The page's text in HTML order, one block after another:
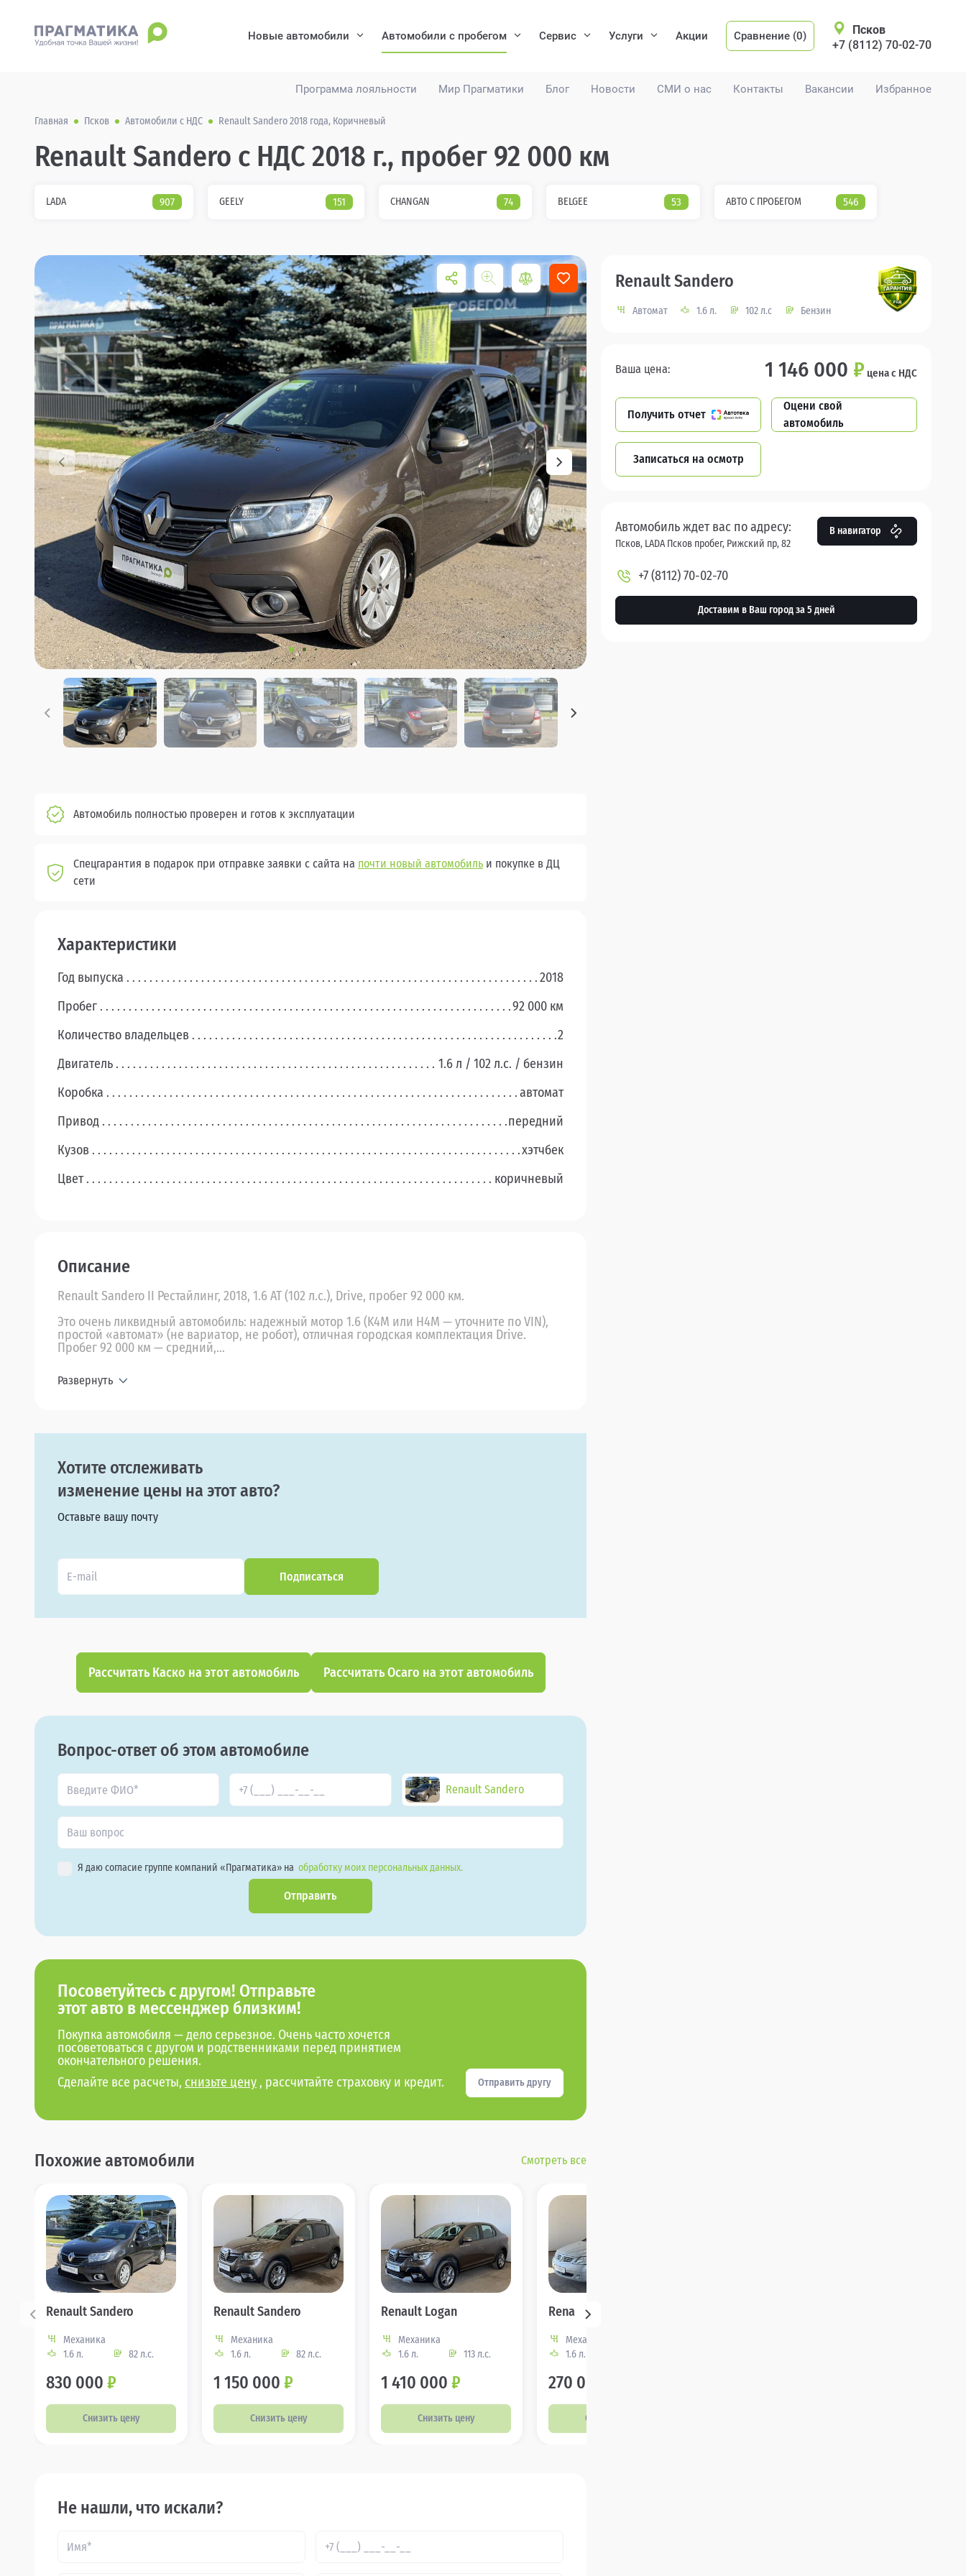
Программа лояльности Мир Прагматики Блог Новости СМИ о нас Контакты Вакансии Избранное
Новые автомобили Автомобили с пробегом Сервис Услуги Акции Сравнение (0)
Псков
+7 (8112) 70-02-70
Главная Псков Автомобили с НДС Renault Sandero 2018 года, Коричневый
Renault Sandero с НДС 2018 г., пробег 92 000 км
LADA 907 GEELY 151 CHANGAN 74 BELGEE 53 АВТО С ПРОБЕГОМ 546
Автомобиль полностью проверен и готов к эксплуатации
Спецгарантия в подарок при отправке заявки с сайта на почти новый автомобиль и покупке в ДЦ
сети
Характеристики
Год выпуска
2018
Пробег
92 000 км
Количество владельцев
2
Двигатель
1.6 л / 102 л.c. / бензин
Коробка
автомат
Привод
передний
Кузов
хэтчбек
Цвет
коричневый
Описание
Renault Sandero II Рестайлинг, 2018, 1.6 AT (102 л.с.), Drive, пробег 92 000 км.
Это очень ликвидный автомобиль: надежный мотор 1.6 (K4M или H4M — уточните по VIN),
простой «автомат» (не вариатор, не робот), отличная городская комплектация Drive.
Пробег 92 000 км — средний,...
Развернуть
Хотите отслеживать
изменение цены на этот авто?
Оставьте вашу почту
Подписаться
Рассчитать Каско на этот автомобиль Рассчитать Осаго на этот автомобиль
Вопрос-ответ об этом автомобиле
Renault Sandero
Я даю согласие группе компаний «Прагматика» на обработку моих персональных данных.
Отправить
Посоветуйтесь с другом! Отправьте
этот авто в мессенджер близким!
Покупка автомобиля — дело серьезное. Очень часто хочется
посоветоваться с другом и родственниками перед принятием
окончательного решения.
Сделайте все расчеты, снизьте цену , рассчитайте страховку и кредит. Отправить другу
Похожие автомобили Смотреть все
Renault Sandero
Механика
1.6 л.
82 л.с.
830 000 ₽
Снизить цену
Renault Sandero
Механика
1.6 л.
82 л.с.
1 150 000 ₽
Снизить цену
Renault Logan
Механика
1.6 л.
113 л.с.
1 410 000 ₽
Снизить цену
Renault Logan
Механика
1.6 л.
270 000
Снизить цену
Не нашли, что искали?
Renault Sandero
Автомат 1.6 л. 102 л.с Бензин
Ваша цена: 1 146 000 ₽ цена с НДС
Получить отчет
Оцени свой
автомобиль
Записаться на осмотр
Автомобиль ждет вас по адресу:
Псков, LADA Псков пробег, Рижский пр, 82
В навигатор
+7 (8112) 70-02-70
Доставим в Ваш город за 5 дней